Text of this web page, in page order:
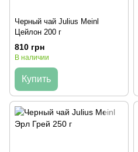
Черный чай Julius Meinl
Цейлон 200 г
810 грн
В наличии
Купить